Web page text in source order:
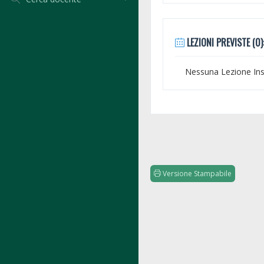
LEZIONI PREVISTE (0):
Nessuna Lezione
Versione Stampabile